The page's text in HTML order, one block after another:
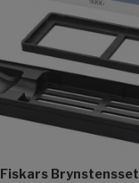
Fiskars Brynstensset